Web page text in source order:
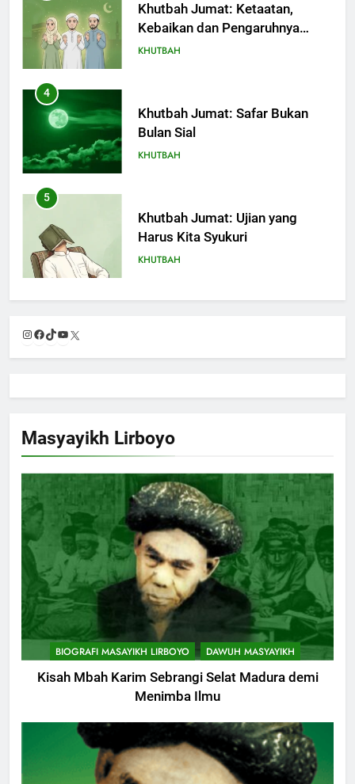
Khutbah Jumat: Ketaatan,
Kebaikan dan Pengaruhnya
dalam Jiwa Manusia
KHUTBAH
4
Khutbah Jumat: Safar Bukan
Bulan Sial
KHUTBAH
5
Khutbah Jumat: Ujian yang
Harus Kita Syukuri
KHUTBAH
6
Pondok Pesantren Sukses Dunia
Khutbah Jumat: Refleksi dari
Cerita Mimbar Rasulullah
Khutbah Jumat Perihal Bulan
Muharam
KHUTBAH
9
Khutbah Jumat: Mereka yang
Mendapat Predikat Haji Mabrur
KHUTBAH
10
Khutbah Jumat: Hak Penting
Yang Harus Kita Berikan Kepada
Istri
Instagram
Facebook
TikTok
YouTube
Masyayikh Lirboyo
BIOGRAFI MASAYIKH LIRBOYO DAWUH MASYAYIKH
Kisah Mbah Karim Sebrangi Selat Madura demi
Menimba Ilmu